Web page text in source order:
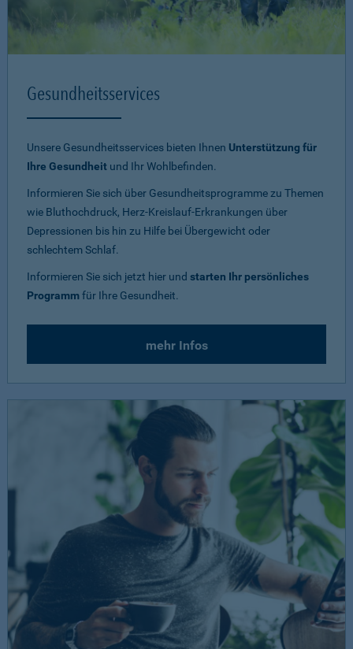
Gesundheitsservices
Unsere Gesundheitsservices bieten Ihnen Unterstützung für
Ihre Gesundheit und Ihr Wohlbefinden.
Informieren Sie sich über Gesundheitsprogramme zu Themen
wie Bluthochdruck, Herz-Kreislauf-Erkrankungen über
Depressionen bis hin zu Hilfe bei Übergewicht oder
schlechtem Schlaf.
Informieren Sie sich jetzt hier und starten Ihr persönliches
Programmfür Ihre Gesundheit.
mehr Infos